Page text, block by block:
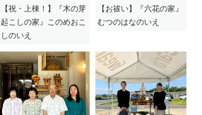
【祝・上棟！】『木の芽
起こしの家』このめおこ
しのいえ
【お祓い】『六花の家』
むつのはなのいえ